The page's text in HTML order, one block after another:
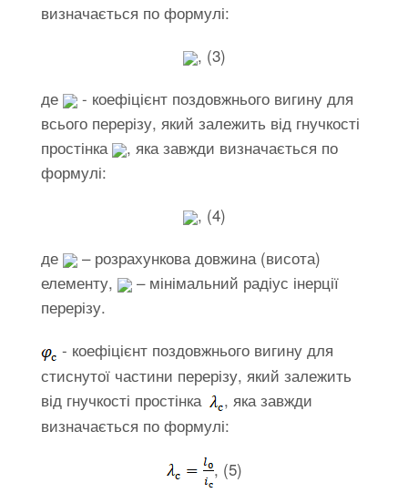
визначається по формулі:
, (3)
де
- коефіцієнт поздовжнього вигину для
всього перерізу, який залежить від гнучкості
простінка
, яка завжди визначається по
формулі:
, (4)
де
– розрахункова довжина (висота)
елементу,
– мінімальний радіус інерції
перерізу.
- коефіцієнт поздовжнього вигину для
стиснутої частини перерізу, який залежить
від гнучкості простінка
, яка завжди
визначається по формулі:
, (5)